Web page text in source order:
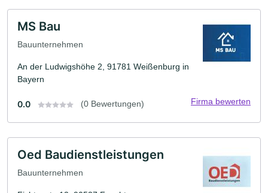
MS Bau
Bauunternehmen
An der Ludwigshöhe 2, 91781 Weißenburg in
Bayern
0.0 (0 Bewertungen) Firma bewerten
Oed Baudienstleistungen
Bauunternehmen